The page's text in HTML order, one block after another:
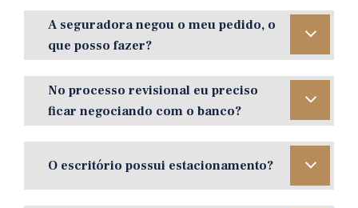
A seguradora negou o meu pedido, o
que posso fazer?
No processo revisional eu preciso
ficar negociando com o banco?
O escritório possui estacionamento?